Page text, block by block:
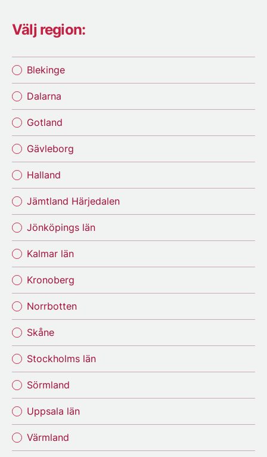
Välj region:
Blekinge
Dalarna
Gotland
Gävleborg
Halland
Jämtland Härjedalen
Jönköpings län
Kalmar län
Kronoberg
Norrbotten
Skåne
Stockholms län
Sörmland
Uppsala län
Värmland